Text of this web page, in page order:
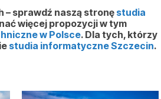
– sprawdź naszą stronę studia
więcej propozycji w tym
w Polsce. Dla tych, którzy
studia informatyczne Szczecin.